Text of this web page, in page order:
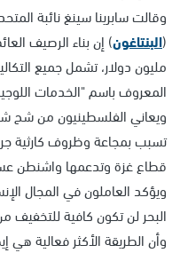
وقالت سابرينا سينغ نائبة
(البنتاغون
مليون دولار، تشمل جميع
المعروف باسم "الخدمات
ويعاني الفلسطينيون من شح
تسبب بمجاعة وظروف كارثية
قطاع غزة وتدعمها واشنطن
ويؤكد العاملون في المجال
البحر لن تكون كافية للتخفيف
وأن الطريقة الأكثر فعالية هي